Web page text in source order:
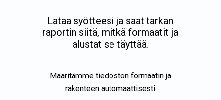
Lataa syötteesi ja saat tarkan
raportin siitä, mitkä formaatit ja
alustat se täyttää.
Määritämme tiedoston formaatin ja
rakenteen automaattisesti